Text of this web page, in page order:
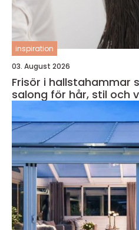
inspiration
03. August 2026
Frisör i hallstahammar så väljer du rätt
salong för hår, stil och